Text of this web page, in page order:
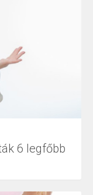
6 legfőbb